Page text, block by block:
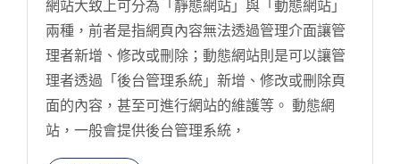
網站大致上可分為「靜態網站」與「動態網站」
兩種，前者是指網頁內容無法透過管理介面讓管
理者新增、修改或刪除；動態網站則是可以讓管
理者透過「後台管理系統」新增、修改或刪除頁
面的內容，甚至可進行網站的維護等。 動態網
站，一般會提供後台管理系統，